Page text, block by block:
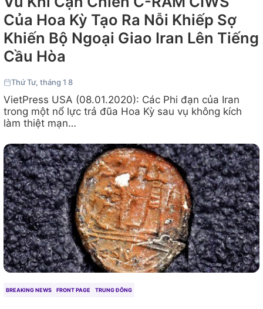
Của Hoa Kỳ Tạo Ra Nỗi Khiếp Sợ
Khiến Bộ Ngoại Giao Iran Lên Tiếng
Cầu Hòa
Thứ Tư, tháng 1 8
VietPress USA (08.01.2020): Các Phi đạn của Iran
trong một nổ lực trả đũa Hoa Kỳ sau vụ không kích
làm thiệt mạn…
BREAKING NEWS FRONT PAGE TRUNG ĐÔNG